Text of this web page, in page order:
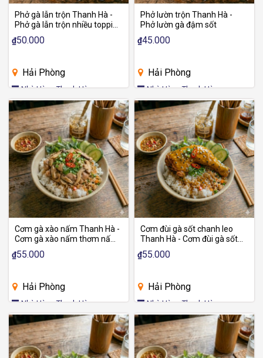
Phở gà lẫn trộn Thanh Hà -
Phở gà lẫn trộn nhiều topping
đậm vị
₫50.000
Hải Phòng
Nhà Hàng Thanh Hà
Phở lườn trộn Thanh Hà -
Phở lườn gà đậm sốt
₫45.000
Hải Phòng
Nhà Hàng Thanh Hà
Cơm gà xào nấm Thanh Hà -
Cơm gà xào nấm thơm nấm,
trọn vị
₫55.000
Hải Phòng
Nhà Hàng Thanh Hà
Cơm đùi gà sốt chanh leo
Thanh Hà - Cơm đùi gà sốt
thơm chanh leo, tròn vị
₫55.000
Hải Phòng
Nhà Hàng Thanh Hà